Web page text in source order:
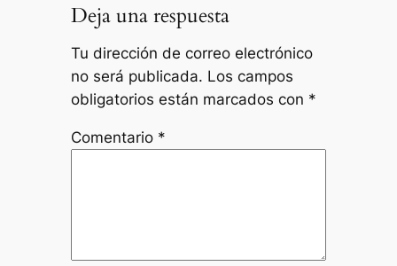
Deja una respuesta
Tu dirección de correo electrónico
no será publicada. Los campos
obligatorios están marcados con *
Comentario *